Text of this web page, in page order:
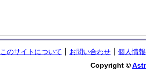
このサイトについて お問い合わせ
個人情
Copyright ©